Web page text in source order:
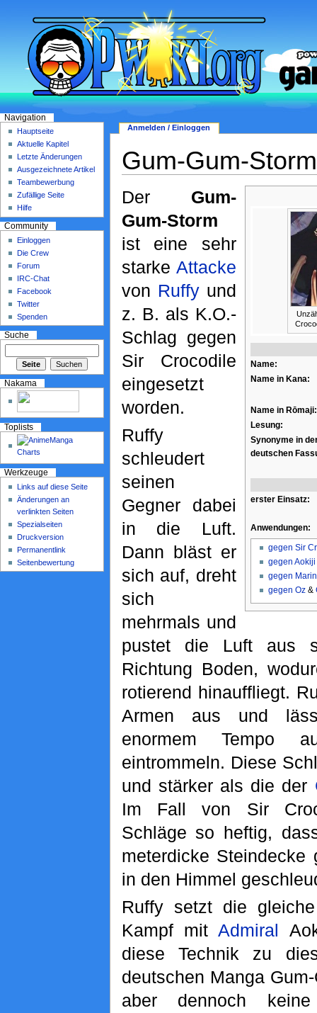
Gum-Gum-Storm
Name:
Name in Kana:
Name in Rōmaji:
Lesung:
Synonyme in
deutschen
erster Einsatz:
Anwendungen:
gegen Sir
gegen Aokiji
gegen
gegen Oz&
Der Gum-
Gum-Storm
ist eine sehr
starke Attacke
von Ruffyund
z. B. als K.O.-
Schlag gegen
Sir Crocodile
eingesetzt
worden.
Ruffy
schleudert
seinen
Gegner dabei
in die Luft.
Dann bläst er
sich auf, dreht
sich
mehrmals und
pustet die Luft aus
Richtung Boden,
rotierend hinauffliegt.
Armen aus und
enormem Tempo
eintrommeln. Diese
und stärker als die der
Im Fall von Sir
Schläge so heftig,
meterdicke Steindecke
in den Himmel
Ruffy setzt die
Kampf mitAdmiral
diese Technik zu
deutschen Manga
aber dennoch
Anmelden / Einloggen
Navigation
Hauptseite
Aktuelle Kapitel
Letzte Änderungen
Ausgezeichnete Artikel
Teambewerbung
Zufällige Seite
Hilfe
Community
Einloggen
Die Crew
Forum
IRC-Chat
Facebook
Twitter
Spenden
Suche
Nakama
Toplists
Werkzeuge
Links auf diese Seite
Änderungen an
verlinkten Seiten
Spezialseiten
Druckversion
Permanentlink
Seitenbewertung